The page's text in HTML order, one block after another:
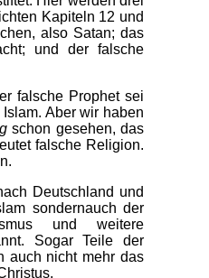
Kapiteln 12 und
also Satan; das
und der falsche
falsche Prophet sei
Aber wir haben
schon gesehen, das
falsche Religion.
Deutschland und
sondernauch der
und weitere
Sogar Teile der
auch nicht mehr das